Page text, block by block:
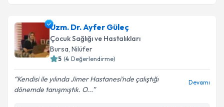
Uzm. Dr. Oğuzhan Durmaziçin randevu takvimi
talebi oluşturun. Size bu uzmandan randevu almanız
için bir takvim hazırlandığında e-posta ile
bilgilendireceğiz.
E-posta Adresiniz
Uzm. Dr. Ayfer Güleç
Çocuk Sağlığı ve Hastalıkları
Bursa, Nilüfer
5 (4 Değerlendirme)
Kendisi ile yılında Jimer Hastanesi’nde çalıştığı
dönemde tanışmıştık. O...
Devamı